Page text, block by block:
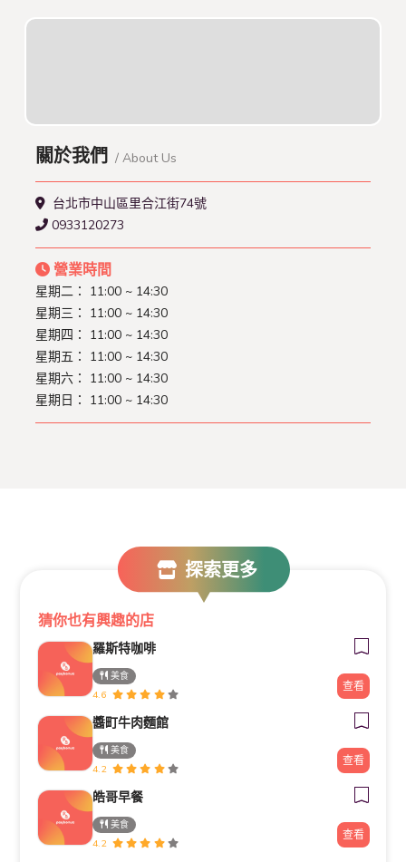
關於我們 / About Us
台北市中山區里合江街74號
0933120273
營業時間
星期二： 11:00 ~ 14:30
星期三： 11:00 ~ 14:30
星期四： 11:00 ~ 14:30
星期五： 11:00 ~ 14:30
星期六： 11:00 ~ 14:30
星期日： 11:00 ~ 14:30
探索更多
猜你也有興趣的店
羅斯特咖啡
美食
4.6
查看
醬町牛肉麵館
美食
4.2
查看
皓哥早餐
美食
4.2
查看